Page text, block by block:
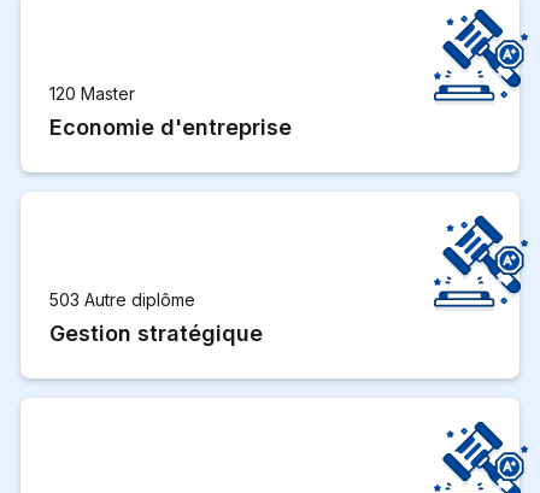
120 Master
Economie d'entreprise
503 Autre diplôme
Gestion stratégique